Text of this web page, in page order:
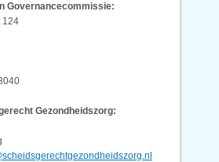
Governancecommissie:
124
Gezondheidszorg: